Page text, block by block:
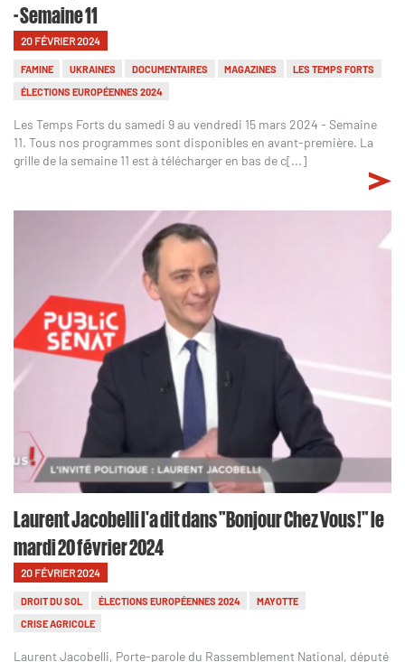
- Semaine 11
20 FÉVRIER 2024
FAMINE UKRAINES DOCUMENTAIRES MAGAZINES
LES TEMPS FORTS
ÉLECTIONS EUROPÉENNES 2024
Les Temps Forts du samedi 9 au vendredi 15 mars 2024 - Semaine
11. Tous nos programmes sont disponibles en avant-première. La
grille de la semaine 11 est à télécharger en bas de c[...]
Laurent Jacobelli l'a dit dans "Bonjour Chez Vous !" le
mardi 20 février 2024
20 FÉVRIER 2024
DROIT DU SOL ÉLECTIONS EUROPÉENNES 2024
MAYOTTE
CRISE AGRICOLE
Laurent Jacobelli, Porte-parole du Rassemblement National, député